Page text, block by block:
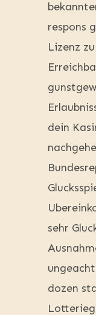
respons
Lizenz
dein
sehr
dozen